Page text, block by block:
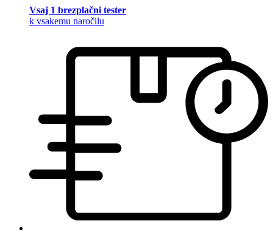
Vsaj 1 brezplačni tester
k vsakemu naročilu